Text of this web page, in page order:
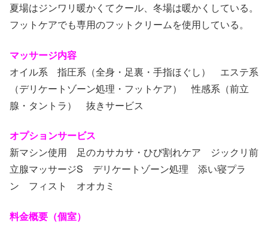
夏場はジンワリ暖かくてクール、冬場は暖かくしている。
フットケアでも専用のフットクリームを使用している。
マッサージ内容
オイル系 指圧系（全身・足裏・手指ほぐし） エステ系
（デリケートゾーン処理・フットケア） 性感系（前立
腺・タントラ） 抜きサービス
オプションサービス
新マシン使用 足のカサカサ・ひび割れケア ジックリ前
立腺マッサージS デリケートゾーン処理 添い寝プラ
ン フィスト オオカミ
料金概要（個室）